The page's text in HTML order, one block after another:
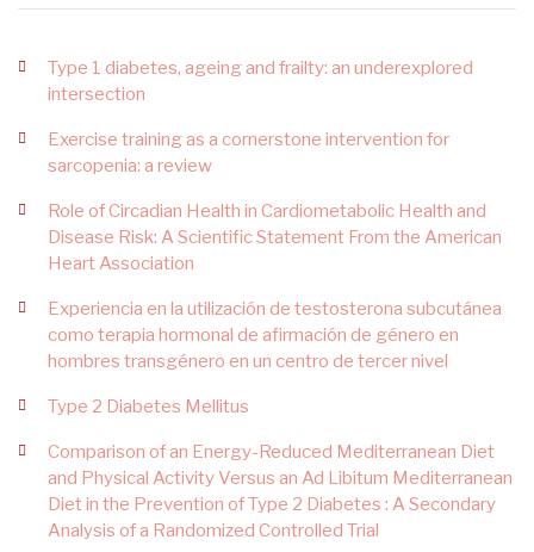
Type 1 diabetes, ageing and frailty: an underexplored
intersection
Exercise training as a cornerstone intervention for
sarcopenia: a review
Role of Circadian Health in Cardiometabolic Health and
Disease Risk: A Scientific Statement From the American
Heart Association
Experiencia en la utilización de testosterona subcutánea
como terapia hormonal de afirmación de género en
hombres transgénero en un centro de tercer nivel
Type 2 Diabetes Mellitus
Comparison of an Energy-Reduced Mediterranean Diet
and Physical Activity Versus an Ad Libitum Mediterranean
Diet in the Prevention of Type 2 Diabetes : A Secondary
Analysis of a Randomized Controlled Trial